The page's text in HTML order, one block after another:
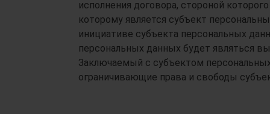
исполнения договора, стороной
которому является субъект
инициативе субъекта персональных
персональных данных будет являться
Заключаемый с субъектом
ограничивающие права и свободы